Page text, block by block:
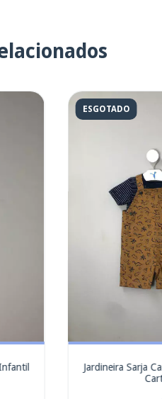
ESGOTADO
Jardineira Sarja